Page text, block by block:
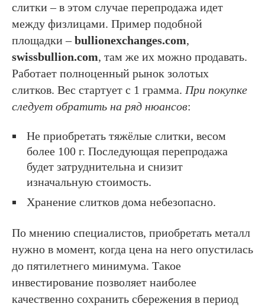
слитки – в этом случае перепродажа идет
между физлицами. Пример подобной
площадки –bullionexchanges.com,
swissbullion.com, там же их можно продавать.
Работает полноценный рынок золотых
слитков. Вес стартует с 1 грамма. При покупке
следует обратить на ряд нюансов:
Не приобретать тяжёлые слитки, весом
более 100 г. Последующая перепродажа
будет затруднительна и снизит
изначальную стоимость.
Хранение слитков дома небезопасно.
По мнению специалистов, приобретать металл
нужно в момент, когда цена на него опустилась
до пятилетнего минимума. Такое
инвестирование позволяет наиболее
качественно сохранить сбережения в период